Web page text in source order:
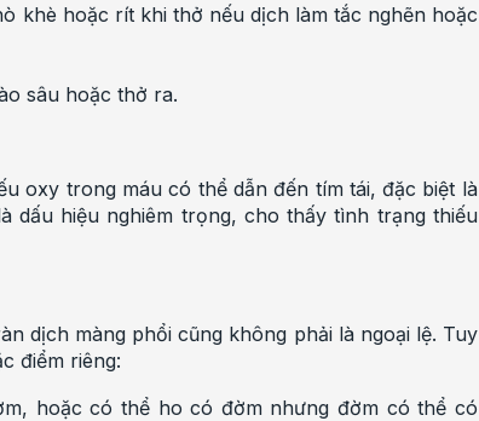
khè hoặc rít khi thở nếu dịch làm tắc nghẽn hoặc
sâu hoặc thở ra.
oxy trong máu có thể dẫn đến tím tái, đặc biệt là
dấu hiệu nghiêm trọng, cho thấy tình trạng thiếu
dịch màng phổi cũng không phải là ngoại lệ. Tuy
điểm riêng:
hoặc có thể ho có đờm nhưng đờm có thể có